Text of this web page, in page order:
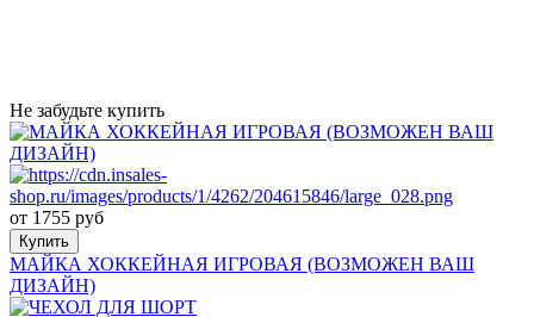
Не забудьте купить
от 1755 руб
Купить
МАЙКА ХОККЕЙНАЯ ИГРОВАЯ (ВОЗМОЖЕН ВАШ
ДИЗАЙН)